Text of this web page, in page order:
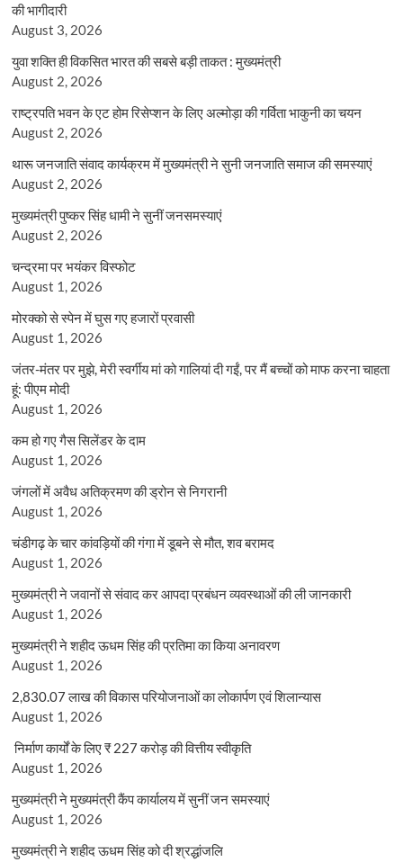
की भागीदारी
August 3, 2026
युवा शक्ति ही विकसित भारत की सबसे बड़ी ताकत : मुख्यमंत्री
August 2, 2026
राष्ट्रपति भवन के एट होम रिसेप्शन के लिए अल्मोड़ा की गर्विता भाकुनी का चयन
August 2, 2026
थारू जनजाति संवाद कार्यक्रम में मुख्यमंत्री ने सुनी जनजाति समाज की समस्याएं
August 2, 2026
मुख्यमंत्री पुष्कर सिंह धामी ने सुनीं जनसमस्याएं
August 2, 2026
चन्द्रमा पर भयंकर विस्फोट
August 1, 2026
मोरक्को से स्पेन में घुस गए हजारों प्रवासी
August 1, 2026
जंतर-मंतर पर मुझे, मेरी स्वर्गीय मां को गालियां दी गईं, पर मैं बच्चों को माफ करना चाहता
हूं: पीएम मोदी
August 1, 2026
कम हो गए गैस सिलेंडर के दाम
August 1, 2026
जंगलों में अवैध अतिक्रमण की ड्रोन से निगरानी
August 1, 2026
चंडीगढ़ के चार कांवड़ियों की गंगा में डूबने से मौत, शव बरामद
August 1, 2026
मुख्यमंत्री ने जवानों से संवाद कर आपदा प्रबंधन व्यवस्थाओं की ली जानकारी
August 1, 2026
मुख्यमंत्री ने शहीद ऊधम सिंह की प्रतिमा का किया अनावरण
August 1, 2026
2,830.07 लाख की विकास परियोजनाओं का लोकार्पण एवं शिलान्यास
August 1, 2026
निर्माण कार्यों के लिए ₹ 227 करोड़ की वित्तीय स्वीकृति
August 1, 2026
मुख्यमंत्री ने मुख्यमंत्री कैंप कार्यालय में सुनीं जन समस्याएं
August 1, 2026
मुख्यमंत्री ने शहीद ऊधम सिंह को दी श्रद्धांजलि